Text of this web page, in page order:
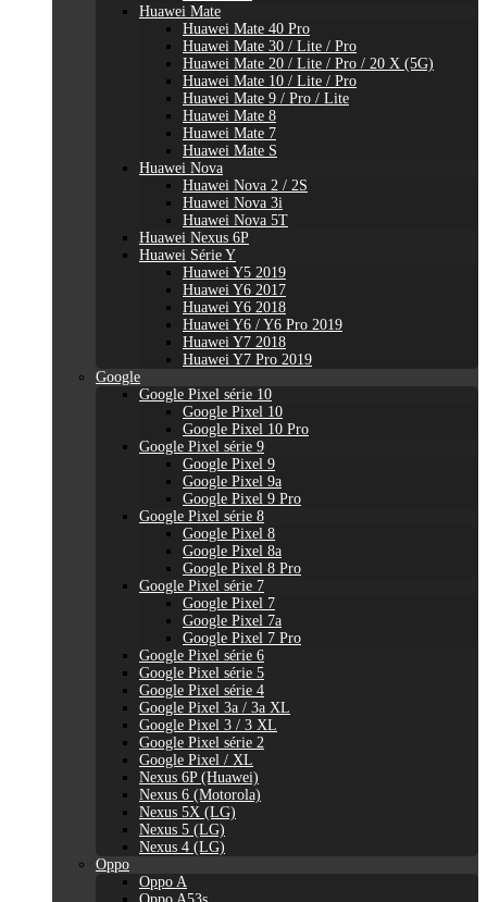
Huawei Mate
Huawei Mate 40 Pro
Huawei Mate 30 / Lite / Pro
Huawei Mate 20 / Lite / Pro / 20 X (5G)
Huawei Mate 10 / Lite / Pro
Huawei Mate 9 / Pro / Lite
Huawei Mate 8
Huawei Mate 7
Huawei Mate S
Huawei Nova
Huawei Nova 2 / 2S
Huawei Nova 3i
Huawei Nova 5T
Huawei Nexus 6P
Huawei Série Y
Huawei Y5 2019
Huawei Y6 2017
Huawei Y6 2018
Huawei Y6 / Y6 Pro 2019
Huawei Y7 2018
Huawei Y7 Pro 2019
Google
Google Pixel série 10
Google Pixel 10
Google Pixel 10 Pro
Google Pixel série 9
Google Pixel 9
Google Pixel 9a
Google Pixel 9 Pro
Google Pixel série 8
Google Pixel 8
Google Pixel 8a
Google Pixel 8 Pro
Google Pixel série 7
Google Pixel 7
Google Pixel 7a
Google Pixel 7 Pro
Google Pixel série 6
Google Pixel série 5
Google Pixel série 4
Google Pixel 3a / 3a XL
Google Pixel 3 / 3 XL
Google Pixel série 2
Google Pixel / XL
Nexus 6P (Huawei)
Nexus 6 (Motorola)
Nexus 5X (LG)
Nexus 5 (LG)
Nexus 4 (LG)
Oppo
Oppo A